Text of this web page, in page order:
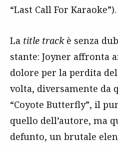
“Last Call For Karaoke”).
La title trackè senza
stante: Joyner affronta
dolore per la perdita
volta, diversamente da
“Coyote Butterfly”, il
quello dell’autore, ma
defunto, un brutale